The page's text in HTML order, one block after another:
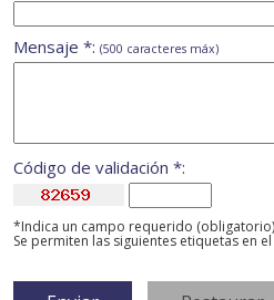
Mensaje *: (500 caracteres máx)
Código de validación *:
*Indica un campo requerido (obligatorio)
Se permiten las siguientes etiquetas en